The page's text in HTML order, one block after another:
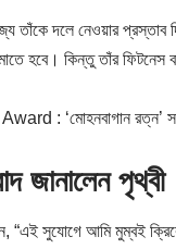
তাঁকে দলে নেওয়ার
হবে। কিন্তু তাঁর ফিটনেস
: ‘মোহনবাগান রত্ন’
জানালেন পৃথ্বী
“এই সুযোগে আমি মুম্বই